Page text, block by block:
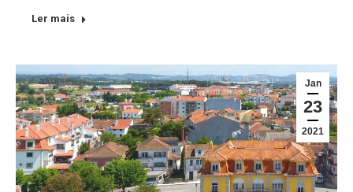
Ler mais
Jan
23
2021